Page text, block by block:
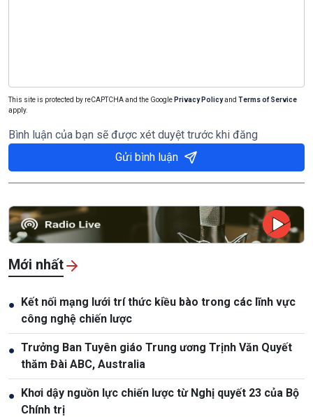
This site is protected by reCAPTCHA and the Google Privacy Policyand Terms of Service
apply.
Bình luận của bạn sẽ được xét duyệt trước khi đăng
Gửi bình luận
Mới nhất
● Kết nối mạng lưới trí thức kiều bào trong các lĩnh vực
công nghệ chiến lược
● Trưởng Ban Tuyên giáo Trung ương Trịnh Văn Quyết
thăm Đài ABC, Australia
● Khơi dậy nguồn lực chiến lược từ Nghị quyết 23 của Bộ
Chính trị